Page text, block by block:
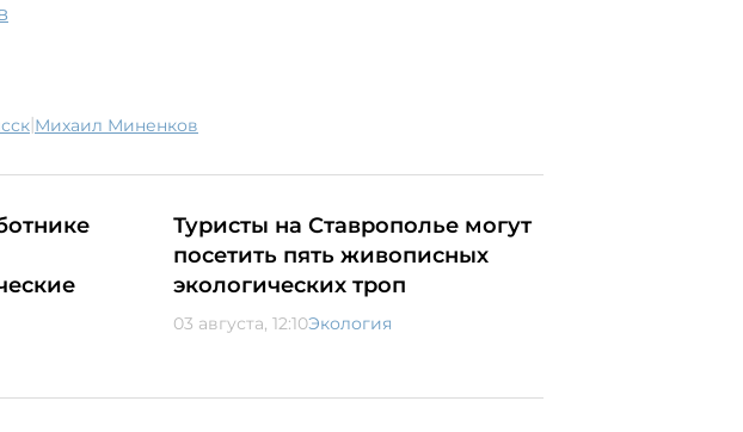
| Михаил Миненков
Туристы на Ставрополье могут
посетить пять живописных
экологических троп
03 августа, 12:10Экология